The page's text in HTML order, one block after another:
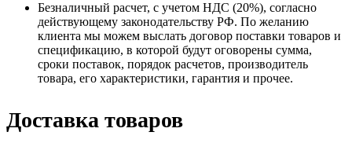
Безналичный расчет, с учетом НДС (20%), согласно
действующему законодательству РФ. По желанию
клиента мы можем выслать договор поставки товаров и
спецификацию, в которой будут оговорены сумма,
сроки поставок, порядок расчетов, производитель
товара, его характеристики, гарантия и прочее.
Доставка товаров